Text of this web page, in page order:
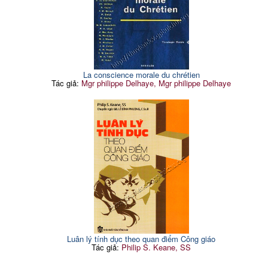
La conscience morale du chrétien
Tác giả: Mgr philippe Delhaye, Mgr philippe Delhaye
Luân lý tính dục theo quan điểm Công giáo
Tác giả: Philip S. Keane, SS